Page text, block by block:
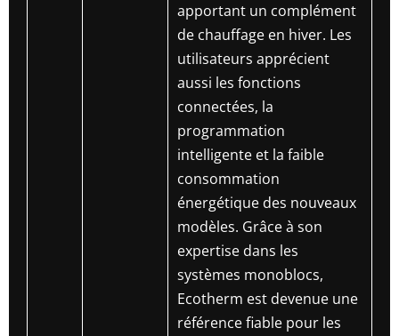
apportant un complément
de chauffage en hiver. Les
utilisateurs apprécient
aussi les fonctions
connectées, la
programmation
intelligente et la faible
consommation
énergétique des nouveaux
modèles. Grâce à son
expertise dans les
systèmes monoblocs,
Ecotherm est devenue une
référence fiable pour les